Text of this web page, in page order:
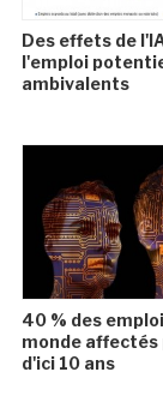
Des effets de
l'emploi
ambivalents
40 % des
monde affectés
d'ici 10 ans